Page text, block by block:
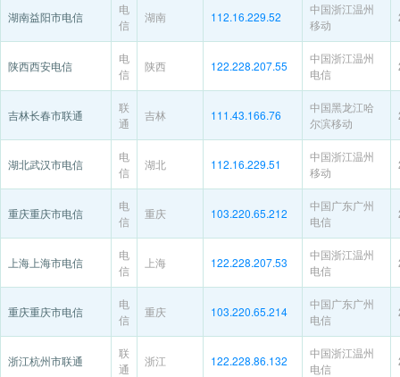
湖南益阳市电信
电
信
湖南 112.16.229.52
中国浙江温州
移动
陕西西安电信
电
信
陕西 122.228.207.55
中国浙江温州
电信
吉林长春市联通
联
通
吉林 111.43.166.76
中国黑龙江哈
尔滨移动
湖北武汉市电信
电
信
湖北 112.16.229.51
中国浙江温州
移动
重庆重庆市电信
电
信
重庆 103.220.65.212
中国广东广州
电信
上海上海市电信
电
信
上海 122.228.207.53
中国浙江温州
电信
重庆重庆市电信
电
信
重庆 103.220.65.214
中国广东广州
电信
浙江杭州市联通
联
通
浙江 122.228.86.132
中国浙江温州
电信